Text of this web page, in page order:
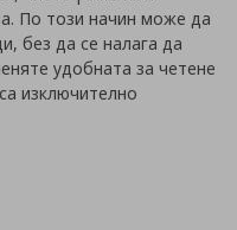
По този начин може да
без да се налага да
удобната за четене
изключително